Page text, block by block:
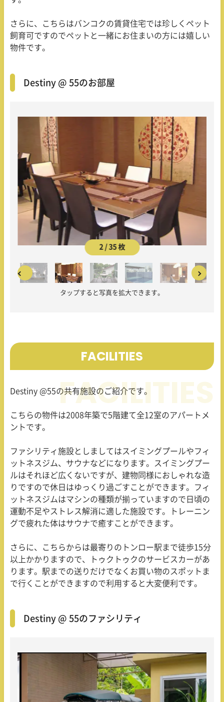
さらに、こちらはバンコクの賃貸住宅では珍しくペット
飼育可ですのでペットと一緒にお住まいの方には嬉しい
物件です。
Destiny @ 55のお部屋
2 / 35 枚
タップすると写真を拡大できます。
FACILITIES
Destiny @55の共有施設のご紹介です。
こちらの物件は2008年築で5階建て全12室のアパートメ
ントです。
ファシリティ施設としましてはスイミングプールやフィ
ットネスジム、サウナなどになります。スイミングプー
ルはそれほど広くないですが、建物同様におしゃれな造
りですので休日はゆっくり過ごすことができます。フィ
ットネスジムはマシンの種類が揃っていますので日頃の
運動不足やストレス解消に適した施設です。トレーニン
グで疲れた体はサウナで癒すことができます。
さらに、こちらからは最寄りのトンロー駅まで徒歩15分
以上かかりますので、トゥクトゥクのサービスカーがあ
ります。駅までの送りだけでなくお買い物のスポットま
で行くことができますので利用すると大変便利です。
Destiny @ 55のファシリティ